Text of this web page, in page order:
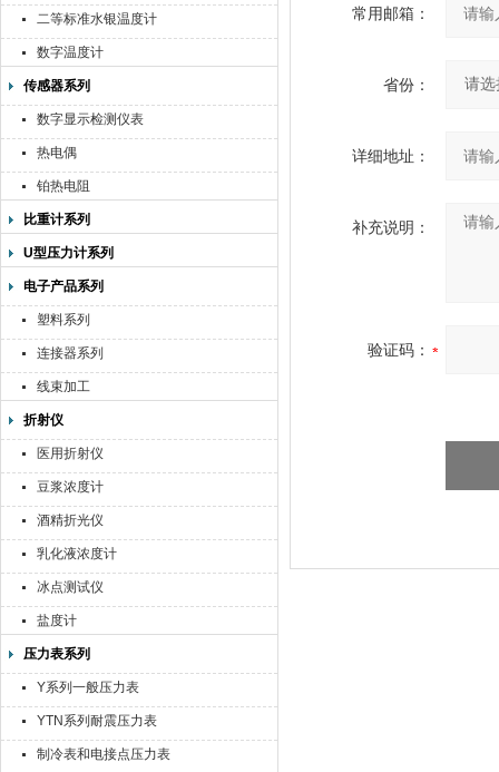
二等标准水银温度计
数字温度计
传感器系列
数字显示检测仪表
热电偶
铂热电阻
比重计系列
U型压力计系列
电子产品系列
塑料系列
连接器系列
线束加工
折射仪
医用折射仪
豆浆浓度计
酒精折光仪
乳化液浓度计
冰点测试仪
盐度计
压力表系列
Y系列一般压力表
YTN系列耐震压力表
制冷表和电接点压力表
常用邮箱：
省份：
详细地址：
补充说明：
验证码：